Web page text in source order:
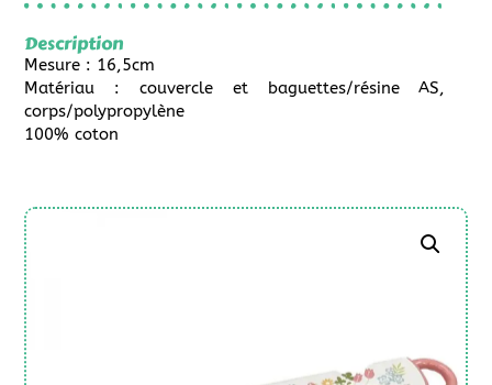
Description
Mesure : 16,5cm
Matériau : couvercle et baguettes/résine AS,
corps/polypropylène
100% coton